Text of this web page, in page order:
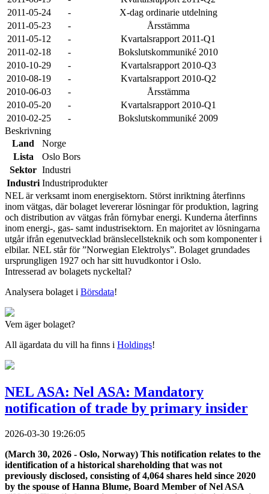
2011-05-24
-
X-dag ordinarie utdelning
2011-05-23
-
Årsstämma
2011-05-12
-
Kvartalsrapport 2011-Q1
2011-02-18
-
Bokslutskommuniké 2010
2010-10-29
-
Kvartalsrapport 2010-Q3
2010-08-19
-
Kvartalsrapport 2010-Q2
2010-06-03
-
Årsstämma
2010-05-20
-
Kvartalsrapport 2010-Q1
2010-02-25
-
Bokslutskommuniké 2009
Beskrivning
Land
Norge
Lista
Oslo Bors
Sektor Industri
Industri Industriprodukter
NEL är verksamt inom energisektorn. Störst inriktning återfinns
inom vätgas, där bolaget levererar lösningar för produktion, lagring
och distribution av vätgas från förnybar energi. Kunderna återfinns
inom energi-, gas- samt industrisektorn. En majoritet av lösningarna
utgår ifrån egenutvecklad bränslecellsteknik och som komponenter i
elbilar. NEL står för ”Norwegian Elektrolys”. Bolaget grundades
ursprungligen 1927 och har sitt huvudkontor i Oslo.
Intresserad av bolagets nyckeltal?
Analysera bolaget i Börsdata!
Vem äger bolaget?
All ägardata du vill ha finns i Holdings!
NEL ASA: Nel ASA: Mandatory
notification of trade by primary insider
2026-03-30 19:26:05
(March 30, 2026 - Oslo, Norway) This notification relates to the
identification of a historical shareholding that was not
previously disclosed, consisting of 4,064 shares held since 2020
by the spouse of Hanna Blume, Board Member of Nel ASA